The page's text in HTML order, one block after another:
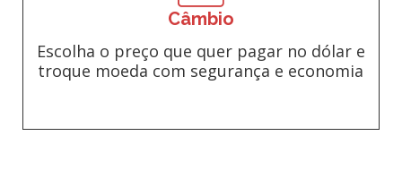
Câmbio
Escolha o preço que quer pagar no dólar e
troque moeda com segurança e economia